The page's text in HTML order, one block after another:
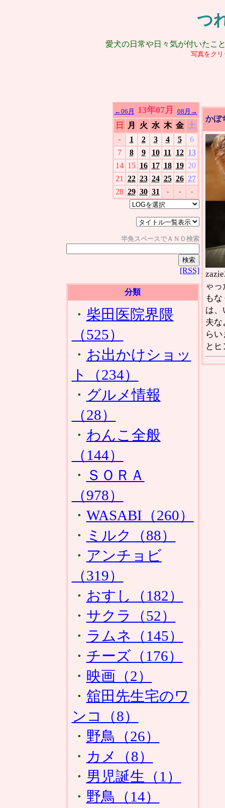
つ
愛犬の日常や日々気が付いたこ
写真をク
←06月 13年07月 08月→
日 月 火 水 木 金 土
- 1 2 3 4 5
6
7
8 9 10 11 12 13
14 15 16 17 18 19 20
21
22 23 24 25 26 27
28 29 30 31 - - -
半角スペースでＡＮＤ検索
[RSS]
分類
・ 柴田医院界隈
（525）
・ お出かけショッ
ト（234）
・ グルメ情報
（28）
・ わんこ全般
（144）
・ ＳＯＲＡ
（978）
・ WASABI（260）
・ ミルク（88）
・ アンチョビ
（319）
・ おすし（182）
・ サクラ（52）
・ ラムネ（145）
・ チーズ（176）
・ 映画（2）
・ 舘田先生宅のワ
ンコ（8）
・ 野鳥（26）
・ カメ（8）
・ 男児誕生（1）
・ 野鳥（14）
かぼ
ゃ
も
は、
夫な
ら
と